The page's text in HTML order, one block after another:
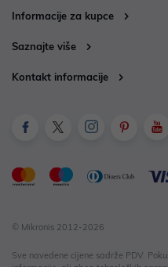
Informacije za kupce
Saznajte više
Kontakt informacije
© Mikronis 2012-2026
Sve navedene cijene sadrže PDV.